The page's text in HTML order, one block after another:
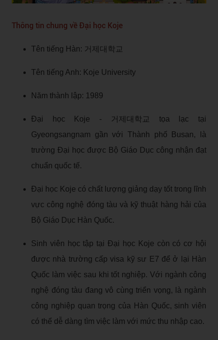
Thông tin chung về Đại học Koje
Tên tiếng Hàn: 거제대학교
Tên tiếng Anh: Koje University
Năm thành lập: 1989
Đại học Koje - 거제대학교 tọa lạc tại
Gyeongsangnam gần với Thành phố Busan, là
trường Đại học được Bộ Giáo Dục công nhận đạt
chuẩn quốc tế.
Đại học Koje có chất lượng giảng dạy tốt trong lĩnh
vực công nghệ đóng tàu và kỹ thuật hàng hải của
Bộ Giáo Dục Hàn Quốc.
Sinh viên học tập tại Đại học Koje còn có cơ hội
được nhà trường cấp visa kỹ sư E7 để ở lại Hàn
Quốc làm việc sau khi tốt nghiệp. Với ngành công
nghệ đóng tàu đang vô cùng triển vọng, là ngành
công nghiệp quan trọng của Hàn Quốc, sinh viên
có thể dễ dàng tìm việc làm với mức thu nhập cao.